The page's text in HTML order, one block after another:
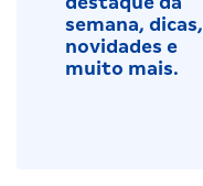
semana, dicas,
novidades e
muito mais.